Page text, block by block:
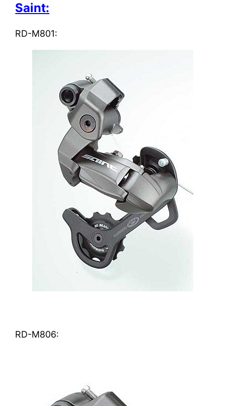
Saint:
RD-M801:
RD-M806: